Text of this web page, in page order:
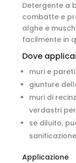
Detergente a
combatte e
alghe e
facilmente in
Dove
muri e
giunture
muri di
verdastri
se diluito,
Applicazione